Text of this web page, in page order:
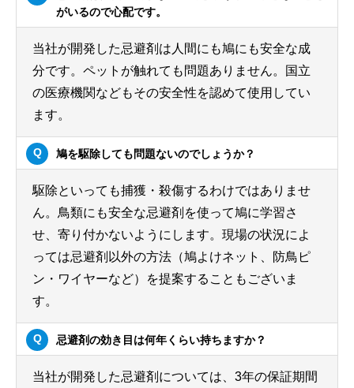
がいるので心配です。
当社が開発した忌避剤は人間にも鳩にも安全な成
分です。ペットが触れても問題ありません。国立
の医療機関などもその安全性を認めて使用してい
ます。
鳩を駆除しても問題ないのでしょうか？
駆除といっても捕獲・殺傷するわけではありませ
ん。鳥類にも安全な忌避剤を使って鳩に学習さ
せ、寄り付かないようにします。現場の状況によ
っては忌避剤以外の方法（鳩よけネット、防鳥ピ
ン・ワイヤーなど）を提案することもございま
す。
忌避剤の効き目は何年くらい持ちますか？
当社が開発した忌避剤については、3年の保証期間